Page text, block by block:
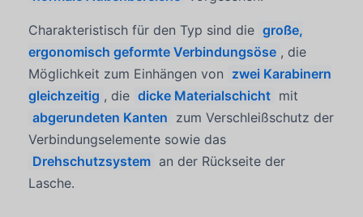
Charakteristisch für den Typ sind die große,
ergonomisch geformte Verbindungsöse , die
Möglichkeit zum Einhängen von zwei Karabinern
gleichzeitig , die dicke Materialschicht mit
abgerundeten Kanten zum Verschleißschutz der
Verbindungselemente sowie das
Drehschutzsystem an der Rückseite der
Lasche.